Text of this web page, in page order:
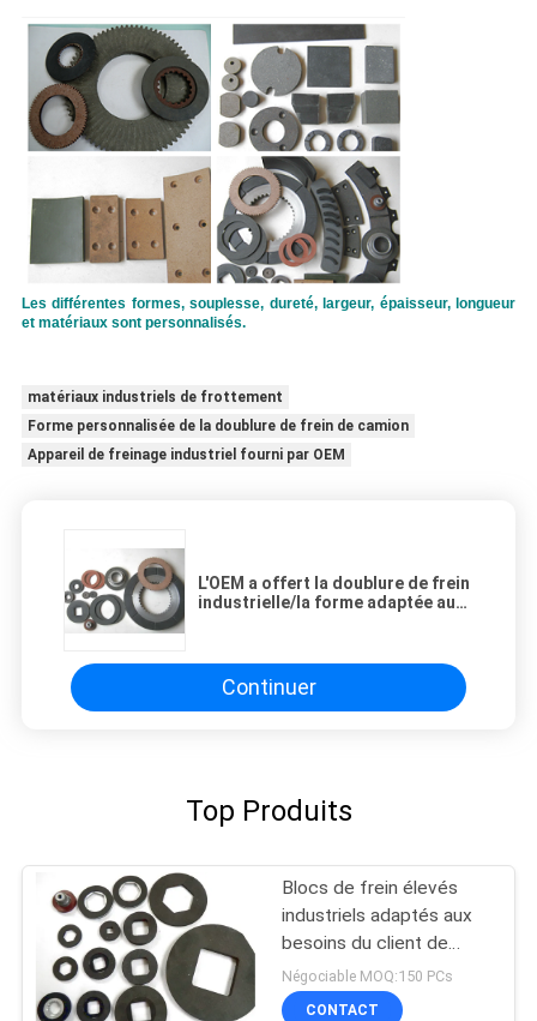
Les différentes formes, souplesse, dureté, largeur, épaisseur, longueur
et matériaux sont personnalisés.
matériaux industriels de frottement
Forme personnalisée de la doublure de frein de camion
Appareil de freinage industriel fourni par OEM
L'OEM a offert la doublure de frein
industrielle/la forme adaptée aux
Continuer
Top Produits
Blocs de frein élevés
industriels adaptés aux
besoins du client de
calibre de flexibilité de
doublure de frein
Négociable MOQ:150 PCs
CONTACT